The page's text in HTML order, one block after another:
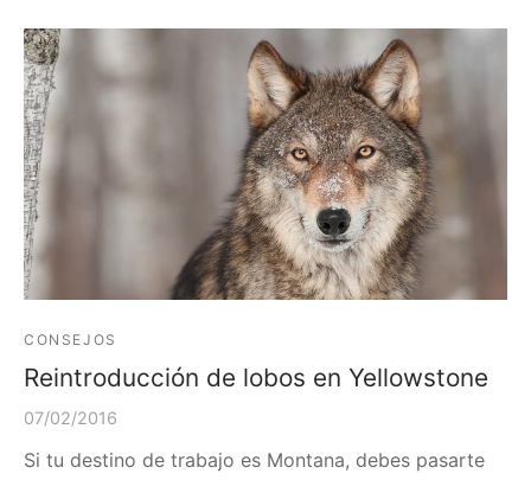
CONSEJOS
Reintroducción de lobos en Yellowstone
07/02/2016
Si tu destino de trabajo es Montana, debes pasarte